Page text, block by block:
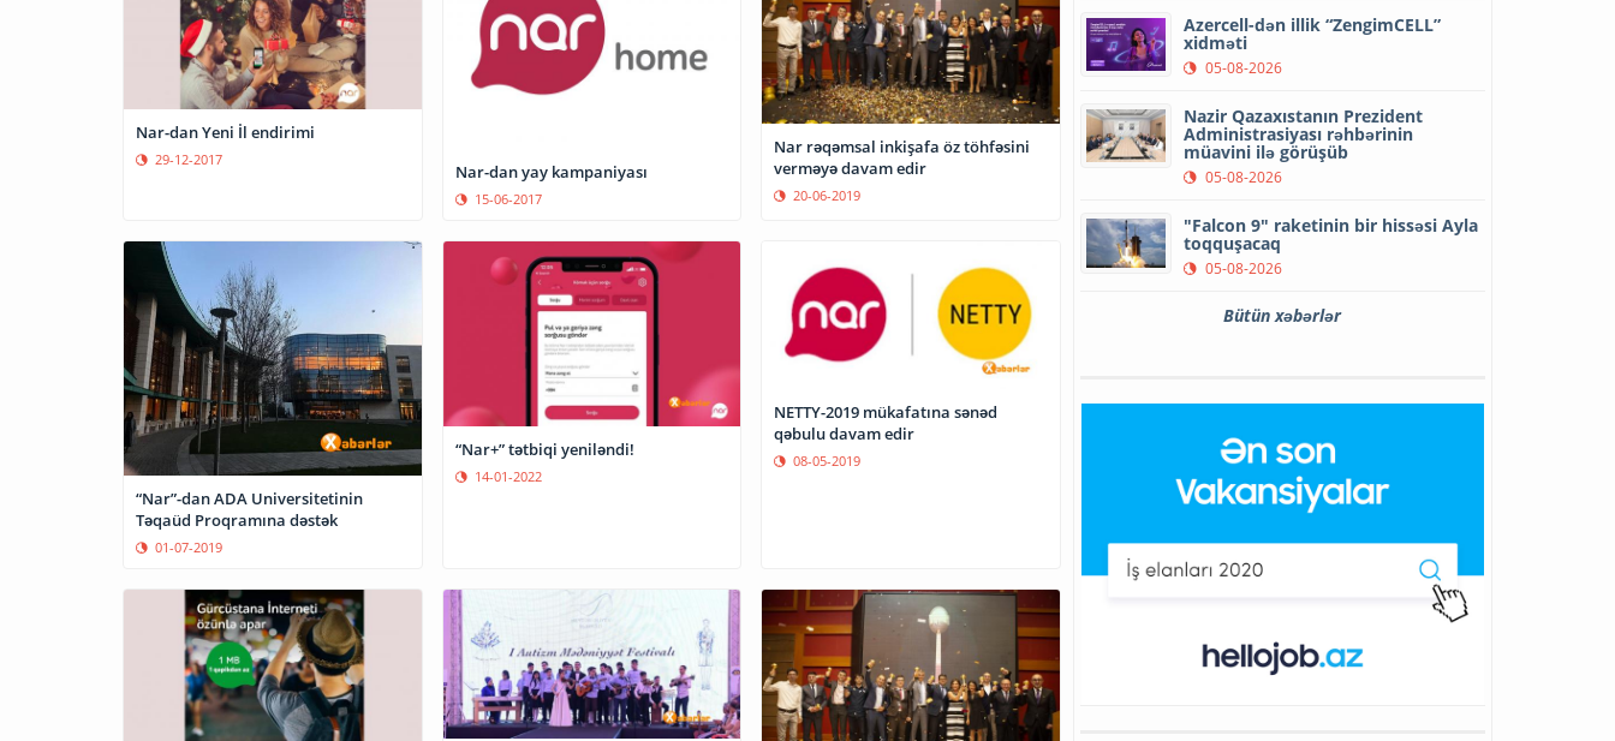
Nar-dan Yeni İl endirimi
29-12-2017
Nar-dan yay kampaniyası
15-06-2017
Nar rəqəmsal inkişafa öz töhfəsini
verməyə davam edir
20-06-2019
“Nar”-dan ADA Universitetinin
Təqaüd Proqramına dəstək
01-07-2019
“Nar+” tətbiqi yeniləndi!
14-01-2022
NETTY-2019 mükafatına sənəd
qəbulu davam edir
08-05-2019
Azercell-dən illik “ZengimCELL”
xidməti
05-08-2026
Nazir Qazaxıstanın Prezident
Administrasiyası rəhbərinin
müavini ilə görüşüb
05-08-2026
"Falcon 9" raketinin bir hissəsi Ayla
toqquşacaq
05-08-2026
Bütün xəbərlər